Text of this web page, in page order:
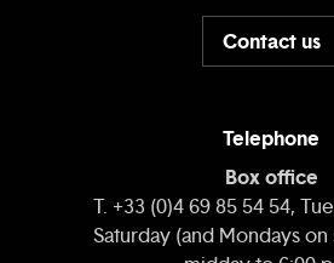
Contact us
Telephone
Box office
T. +33 (0)4 69 85 54 54,
Saturday (and Mondays